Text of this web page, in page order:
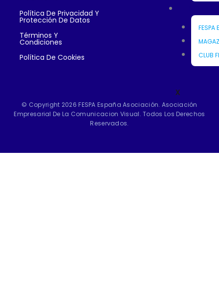
FESPA
CLUB
X
Política De Privacidad Y
Protección De Datos
Términos Y
Condiciones
Política De Cookies
© Copyright 2026 FESPA España Asociación. Asociación
Empresarial De La Comunicacion Visual. Todos Los Derechos
Reservados.